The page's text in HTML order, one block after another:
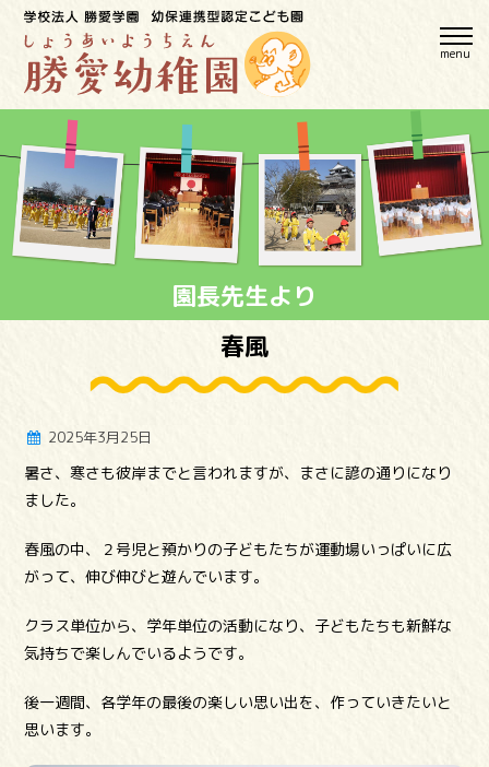
園長先生より
春風
2025年3月25日
暑さ、寒さも彼岸までと言われますが、まさに諺の通りになり
ました。
春風の中、２号児と預かりの子どもたちが運動場いっぱいに広
がって、伸び伸びと遊んでいます。
クラス単位から、学年単位の活動になり、子どもたちも新鮮な
気持ちで楽しんでいるようです。
後一週間、各学年の最後の楽しい思い出を、作っていきたいと
思います。
menu